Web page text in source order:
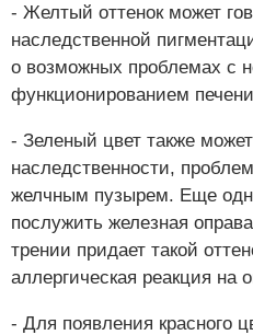
- Желтый оттенок может
наследственной
о возможных проблемах с
функционированием
- Зеленый цвет также
наследственности,
желчным пузырем. Еще
послужить железная
трении придает такой
аллергическая реакция на
- Для появления красного